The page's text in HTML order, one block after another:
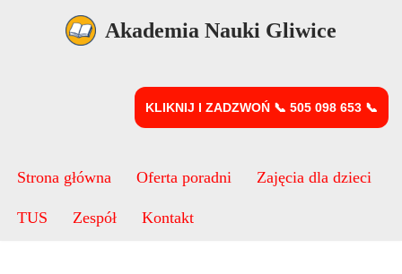
Akademia Nauki Gliwice
KLIKNIJ I ZADZWOŃ 📞 505 098 653 📞
Strona główna Oferta poradni Zajęcia dla dzieci
TUS Zespół Kontakt